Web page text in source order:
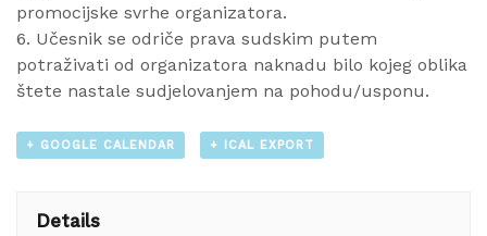
promocijske svrhe organizatora.
6. Učesnik se odriče prava sudskim putem
potraživati od organizatora naknadu bilo kojeg oblika
štete nastale sudjelovanjem na pohodu/usponu.
+ GOOGLE CALENDAR + ICAL EXPORT
Details